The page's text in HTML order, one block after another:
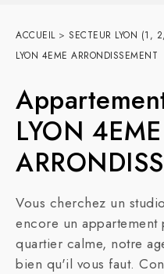
ACCUEIL> SECTEUR LYON
LYON 4EME ARRONDISSEMENT
LYON 4EME
Vous cherchez un
encore un
quartier calme, notre
bien qu'il vous faut.